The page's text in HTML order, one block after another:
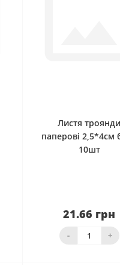
Листя троянди
паперові 2,5*4см
10шт
21.66 грн
- +
Нема в наявності